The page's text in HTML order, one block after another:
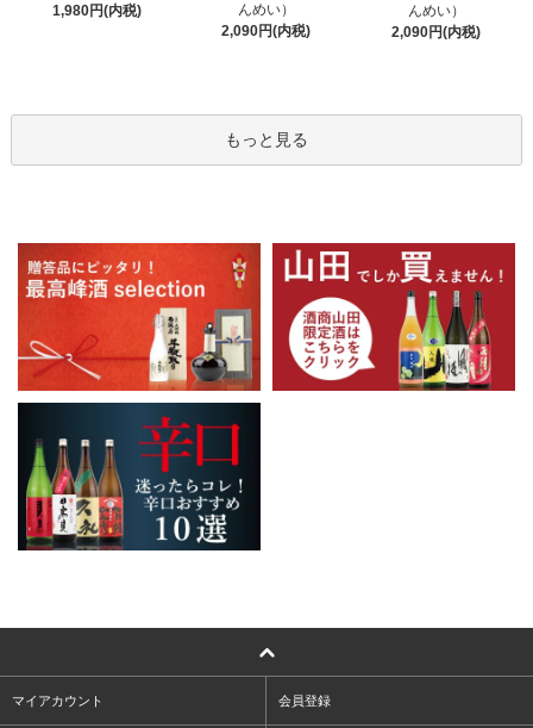
1,980円(内税)
んめい）
2,090円(内税)
んめい）
2,090円(内税)
もっと見る
マイアカウント 会員登録